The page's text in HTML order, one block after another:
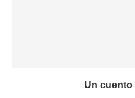
Un cuento